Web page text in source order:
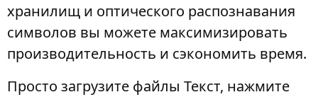
хранилищ и оптического распознавания
символов вы можете максимизировать
производительность и сэкономить время.
Просто загрузите файлы Текст, нажмите